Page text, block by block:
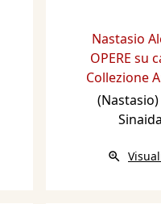
Nastasio
OPERE su
Collezione
(Nastasio)